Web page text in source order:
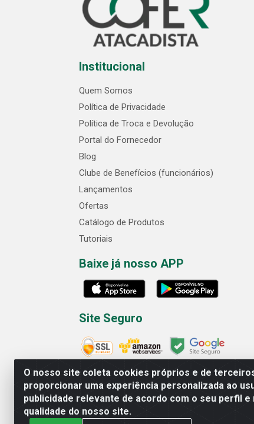
O nosso site coleta cookies próprios e de
proporcionar uma experiência personalizada ao
publicidade relevante de acordo com o seu perfil e
qualidade do nosso site.
Institucional
Quem Somos
Política de Privacidade
Política de Troca e Devolução
Portal do Fornecedor
Blog
Clube de Benefícios (funcionários)
Lançamentos
Ofertas
Catálogo de Produtos
Tutoriais
Baixe já nosso APP
Site Seguro
Cofer Importadora e Distribuidora